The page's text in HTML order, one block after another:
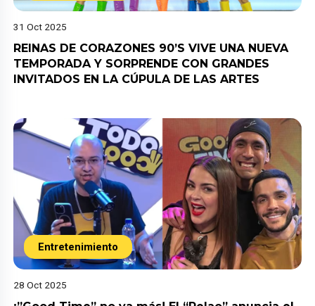
31 Oct 2025
REINAS DE CORAZONES 90’S VIVE UNA NUEVA
TEMPORADA Y SORPRENDE CON GRANDES
INVITADOS EN LA CÚPULA DE LAS ARTES
Entretenimiento
28 Oct 2025